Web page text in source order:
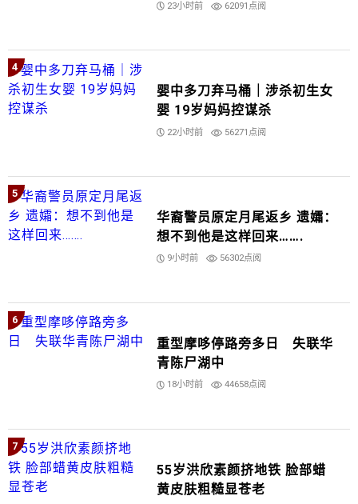
23小时前 62091点阅
4
婴中多刀弃马桶｜涉杀初生女
婴 19岁妈妈控谋杀
22小时前 56271点阅
5
华裔警员原定月尾返乡 遗孀：
想不到他是这样回来…….
9小时前 56302点阅
6
重型摩哆停路旁多日 失联华
青陈尸湖中
18小时前 44658点阅
7
55岁洪欣素颜挤地铁 脸部蜡
黄皮肤粗糙显苍老